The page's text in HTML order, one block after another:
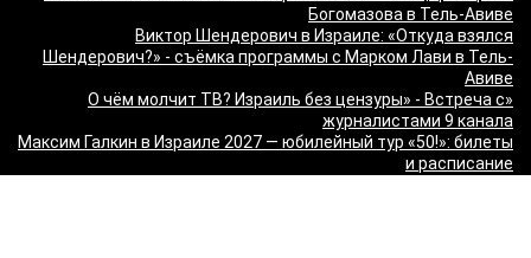
Богомазова в Тель-Авиве
Виктор Шендерович в Израиле: «Откуда взялся
Шендерович?» - съёмка программы с Марком Лави в Тель-
Авиве
«О чём молчит ТВ? Израиль без цензуры» - Встреча с
журналистами 9 канала
Максим Галкин в Израиле 2027 — юбилейный тур «50!»: билеты
и расписание